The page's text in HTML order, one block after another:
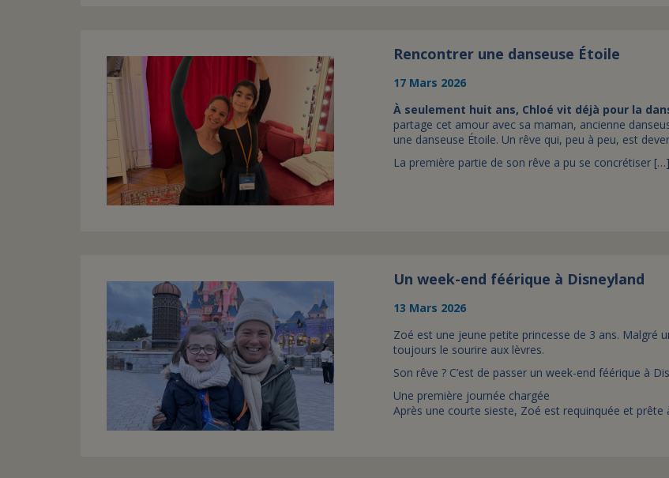
Rencontrer une danseuse Étoile
17 Mars 2026
À seulement huit ans, Chloé vit déjà pour la
partage cet amour avec sa maman, ancienne
une danseuse Étoile. Un rêve qui, peu à peu, est
La première partie de son rêve a pu se concrétiser […]
Un week-end féérique à Disneyland
13 Mars 2026
Zoé est une jeune petite princesse de 3 ans. Malgré
toujours le sourire aux lèvres.
Son rêve ? C’est de passer un week-end féérique à
Une première journée chargée
Après une courte sieste, Zoé est requinquée et